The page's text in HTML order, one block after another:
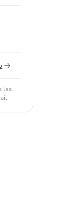
las